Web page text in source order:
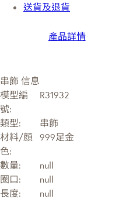
送貨及退貨
產品詳情
串飾 信息
模型編
號:
R31932
類型:
串飾
材料/顔
色:
999足金
數量:
null
圈口:
null
長度:
null